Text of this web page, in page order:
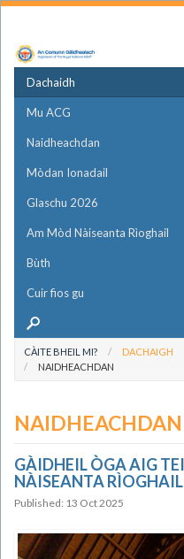
Dachaidh
Mu ACG
Naidheachdan
Mòdan Ionadail
Glaschu 2026
Am Mòd Nàiseanta Rìoghail
Bùth
Cuir fios gu
CÀITE BHEIL MI? DACHAIGH
NAIDHEACHDAN
NAIDHEACHDAN
GÀIDHEIL ÒGA AIG
NÀISEANTA RÌOGHAIL
Published: 13 Oct 2025